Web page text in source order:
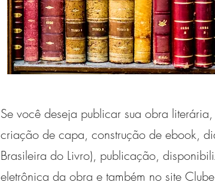
Se você deseja publicar sua obra
criação de capa, construção de ebook,
Brasileira do Livro), publicação,
eletrônica da obra e também no site